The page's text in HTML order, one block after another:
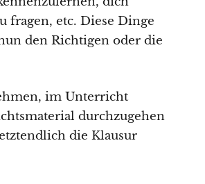
fragen, etc. Diese Dinge
den Richtigen oder die
im Unterricht
durchzugehen
die Klausur